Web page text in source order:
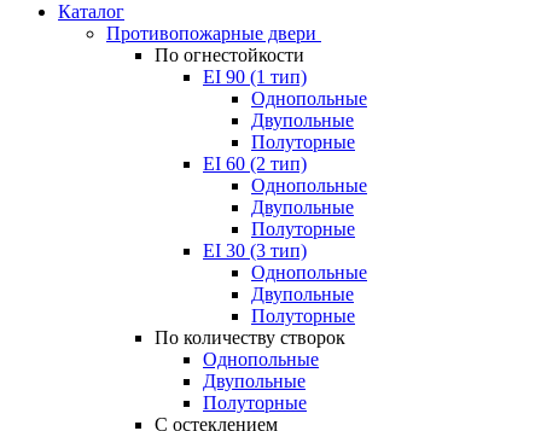
Каталог
Противопожарные двери
По огнестойкости
EI 90 (1 тип)
Однопольные
Двупольные
Полуторные
EI 60 (2 тип)
Однопольные
Двупольные
Полуторные
EI 30 (3 тип)
Однопольные
Двупольные
Полуторные
По количеству створок
Однопольные
Двупольные
Полуторные
С остеклением